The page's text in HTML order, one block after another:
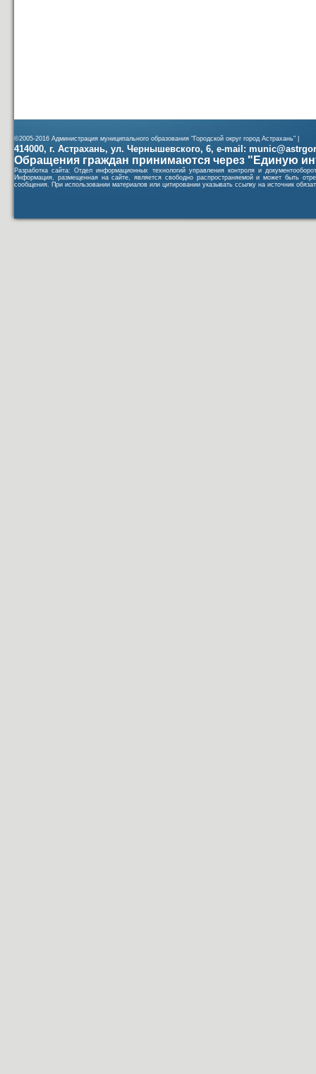
©2005-2016 Администрация муниципального образования "Городской округ город Астрахань" |
414000, г. Астрахань, ул. Чернышевского, 6, e-mail:
Обращения граждан принимаются через "Единую
Разработка сайта: Отдел информационных технологий управления контроля и
Информация, размещенная на сайте, является свободно распространяемой и может быть
сообщения. При использовании материалов или цитировании указывать ссылку на источник